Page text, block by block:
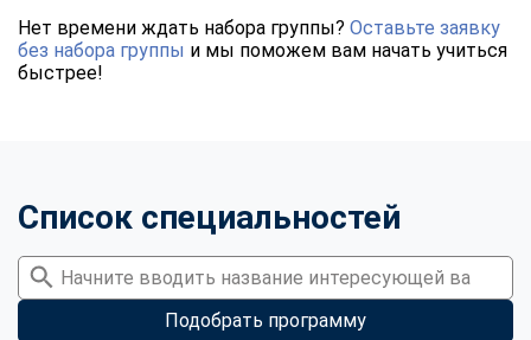
Нет времени ждать набора группы? Оставьте заявку
без набора группы и мы поможем вам начать учиться
быстрее!
Список специальностей
Подобрать программу